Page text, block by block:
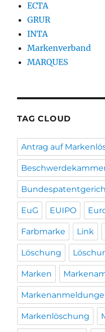
ECTA
GRUR
INTA
Markenverband
MARQUES
TAG CLOUD
Antrag auf
EuG EUIPO
Farbmarke Link
Löschung
Marken
Markenlöschung